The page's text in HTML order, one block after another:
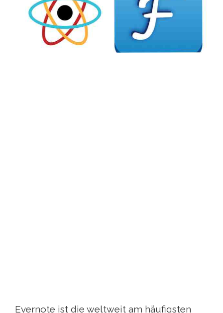
Evernote ist die weltweit am häufigsten